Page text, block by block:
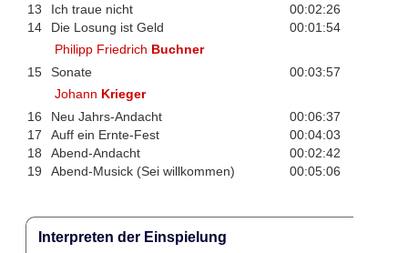
13 Ich traue nicht
00:02:26
14
Die Losung ist Geld
00:01:54
Philipp Friedrich Buchner
15
Sonate
00:03:57
Johann Krieger
16
Neu Jahrs-Andacht
00:06:37
17
Auff ein Ernte-Fest
00:04:03
18
Abend-Andacht
00:02:42
19
Abend-Musick (Sei willkommen) 00:05:06
Interpreten der Einspielung